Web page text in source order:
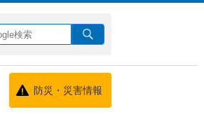
防災・災害情報